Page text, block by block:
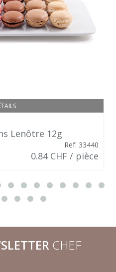
Lenôtre 12g
Ref: 33440
0.84 CHF / pièce
CHEF